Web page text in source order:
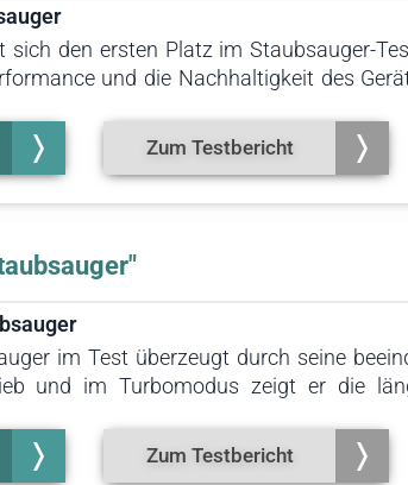
sich den ersten Platz im Staubsauger-
und die Nachhaltigkeit des
von 100 Prozent. Im Praxistest
und einfache Reinigung als
Zum Testbericht
im Test überzeugt durch seine
und im Turbomodus zeigt er die
eine Laufzeit von 40 Minuten
die einen Akku-Staubsauger mit
Zum Testbericht